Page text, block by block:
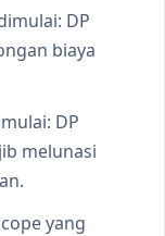
DP
biaya
DP
melunasi
yang